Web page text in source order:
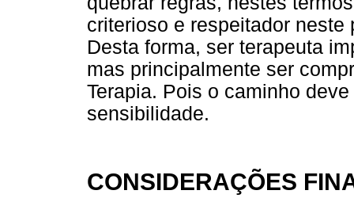
criterioso e respeitador
Desta forma, ser terapeuta
mas principalmente ser
Terapia. Pois o caminho
sensibilidade.
CONSIDERAÇÕES